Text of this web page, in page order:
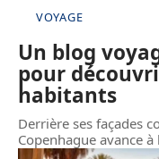
VOYAGE
Un blog
pour
habitants
Derrière ses façades
Copenhague avance